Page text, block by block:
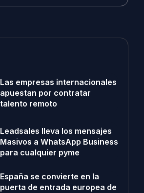
Las empresas internacionales
apuestan por contratar
talento remoto
Leadsales lleva los mensajes
Masivos a WhatsApp Business
para cualquier pyme
España se convierte en la
puerta de entrada europea de